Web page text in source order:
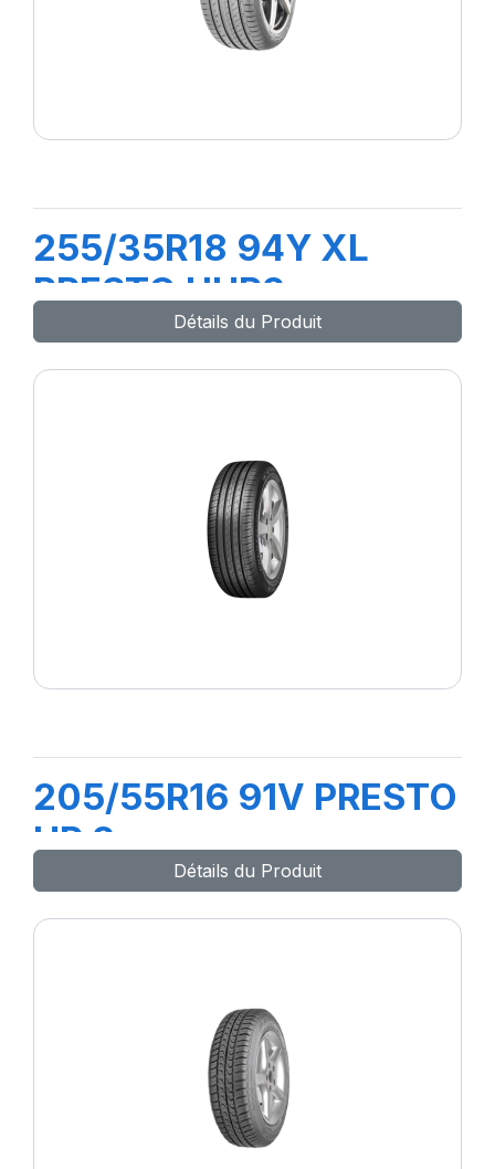
255/35R18 94Y XL
PRESTO UHP2
Détails du Produit
205/55R16 91V PRESTO
HP 2
Détails du Produit